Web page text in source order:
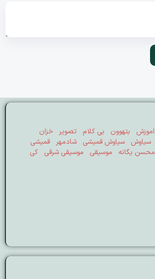
اموزش بتهوون بی کلام تصویر
خزان
سیاوش سیاوش قمیشی شادمهر
قمیشی
محسن یگانه موسیقی موسیقی شرقی
کی